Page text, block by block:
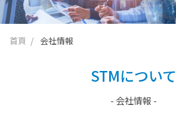
首頁 会社情報
STMについて
- 会社情報 -